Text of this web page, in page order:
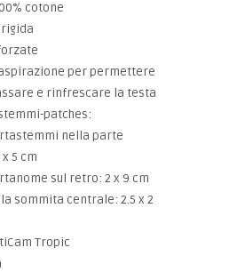
cotone
per permettere
e rinfrescare la testa
patches:
nella parte
5 cm
sul retro: 2 x 9 cm
sommita centrale: 2.5 x 2
Tropic